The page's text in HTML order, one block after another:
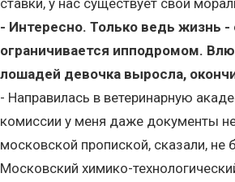
ставки, у нас существует свой
- Интересно. Только ведь жизнь -
ограничивается ипподромом.
лошадей девочка выросла,
- Направилась в ветеринарную
комиссии у меня даже документы
московской пропиской, сказали,
Московский химико-